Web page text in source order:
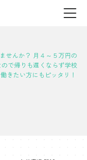
せんか？ 月４～５万円の
で帰りも遅くならず学校
きたい方にもピッタリ！